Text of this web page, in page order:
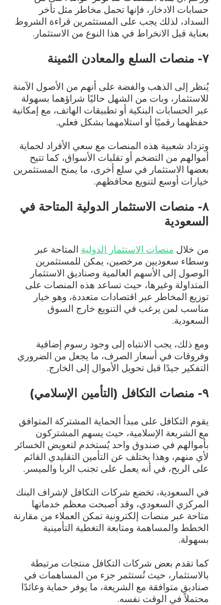
حسابات الادخار، فإنها تحمل مخاطر مثل تأخر
السداد، لذلك يجب على المستثمرين قراءة الشروط
بعناية قبل الانخراط في هذا النوع من الاستثمار.
٧- منصات السلع والمعادن الثمينة
يُنظر إلى الذهب والفضة على أنهم من الأصول الآمنة
للاستثمار، وبات من الشهل حاليًا شراؤهما بسهولة
عبر الحسابات البنكية أو تطبيقات الهاتف، مع إمكانية
حفظهما رقميًا أو استلامهما بشكل فعلي.
وتزداد شعبية هذه المنصات مع سعي الأفراد لحماية
أموالهم من التضخم أو تقلبات الأسواق، كما تتيح
بعضها الاستثمار في سلع أخرى، ما يمنح المستثمرين
خيارات أوسع لتنويع محافظهم.
٨- منصات الاستثمار الدولية المتاحة في
السعودية
من خلال منصات الاستثمار الدولية المتاحة عبر
وسطاء سعوديين مرخصين، يمكن للمستثمرين
الوصول إلى الأسهم العالمية وصناديق الاستثمار
المتداولة وغيرها، حيث تساعد هذه المنصات على
توزيع المخاطر عبر اقتصادات متعددة، وهو خيار
مناسب لمن يرغب في التنويع خارج السوق
السعودية.
ومع ذلك، يجب الانتباه إلى وجود رسوم إضافية
وفروقات في أسعار الصرف، ما يجعل من الضروري
التفكير جيدًا قبل تحويل الأموال إلى الخارج.
٩- منصات التكافل (التأمين الإسلامي)
يقوم التكافل على مبدأ الحماية المشتركة المتوافق
مع الشريعة الإسلامية، حيث يسهم المشتركون
بأموالهم في صندوق واحد يُستخدم لتعويض الخسائر
لأي منهم، وهذا يختلف عن التأمين التقليدي القائم
على الربح، في أنه يعمل على تجنب الربا والميسر.
في السعودية، تخضع شركات التكافل لإشراف البنك
المركزي السعودي، وقد أصبحت معظم خدماتها
متاحة عبر منصات إلكترونية تمكن العملاء من مقارنة
الخطط والمساهمة ومتابعة التغطية التأمينية
بسهولة.
كما تقدم بعض شركات التكافل منتجات مرتبطة
بالاستثمار، حيث تُستثمر جزء من المساهمات في
صناديق متوافقة مع الشريعة، ما يوفر حماية وعائدًا
محتملاً في الوقت نفسه.